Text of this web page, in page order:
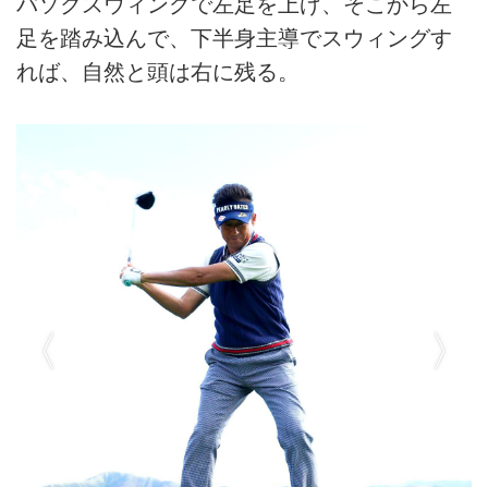
足を踏み込んで、下半身主導でスウィングす
れば、自然と頭は右に残る。